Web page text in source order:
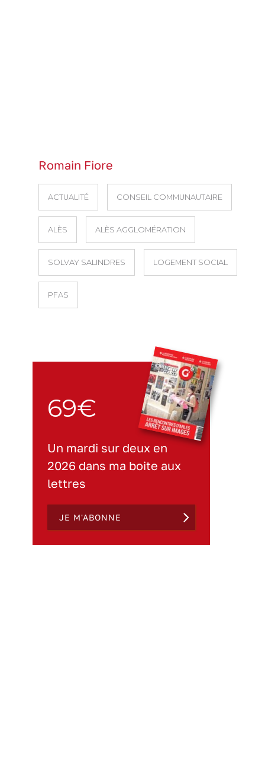
Romain Fiore
ACTUALITÉ CONSEIL COMMUNAUTAIRE
ALÈS ALÈS AGGLOMÉRATION
SOLVAY SALINDRES LOGEMENT SOCIAL
PFAS
69€
Un mardi sur deux en
2026 dans ma boite aux
lettres
JE M'ABONNE